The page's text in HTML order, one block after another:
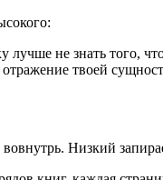
не знать того, что
твоей
Низкий